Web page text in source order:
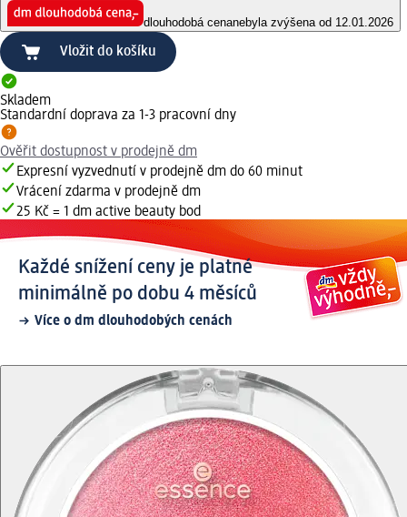
dlouhodobá cenanebyla zvýšena od 12.01.2026
Vložit do košíku
Skladem
Standardní doprava za 1-3 pracovní dny
Ověřit dostupnost v prodejně dm
Expresní vyzvednutí v prodejně dm do 60 minut
Vrácení zdarma v prodejně dm
25 Kč = 1 dm active beauty bod
Každé snížení ceny je platné
minimálně po dobu 4 měsíců
Více o dm dlouhodobých cenách